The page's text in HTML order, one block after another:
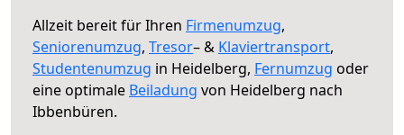
Allzeit bereit für Ihren Firmenumzug,
Seniorenumzug, Tresor– & Klaviertransport,
Studentenumzug in Heidelberg, Fernumzug oder
eine optimale Beiladung von Heidelberg nach
Ibbenbüren.